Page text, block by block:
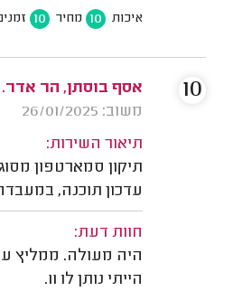
איכות 10 מחיר 10
אסף בוסתן, הר אדר.
משוב: 26/01/2025
תיאור השירות:
עדכון תוכנה,
חוות דעת:
היה מעולה. ממליץ
הייתי נותן לו 11.
10